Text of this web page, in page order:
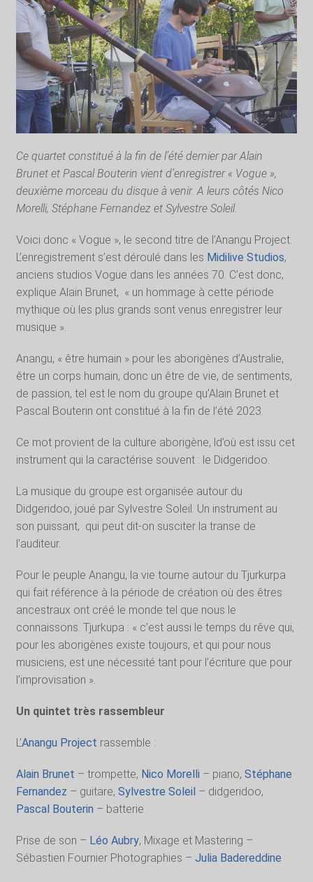
Ce quartet constitué à la fin de l’été dernier par Alain
Brunet et Pascal Bouterin vient d’enregistrer « Vogue »,
deuxième morceau du disque à venir. A leurs côtés Nico
Morelli, Stéphane Fernandez et Sylvestre Soleil.
Voici donc « Vogue », le second titre de l’Anangu Project.
L’enregistrement s’est déroulé dans les Midilive Studios,
anciens studios Vogue dans les années 70. C’est donc,
explique Alain Brunet, « un hommage à cette période
mythique où les plus grands sont venus enregistrer leur
musique ».
Anangu, « être humain » pour les aborigènes d’Australie,
être un corps humain, donc un être de vie, de sentiments,
de passion, tel est le nom du groupe qu’Alain Brunet et
Pascal Bouterin ont constitué à la fin de l’été 2023.
Ce mot provient de la culture aborigène, ld’où est issu cet
instrument qui la caractérise souvent : le Didgeridoo.
La musique du groupe est organisée autour du
Didgeridoo, joué par Sylvestre Soleil. Un instrument au
son puissant, qui peut dit-on susciter la transe de
l’auditeur.
Pour le peuple Anangu, la vie tourne autour du Tjurkurpa
qui fait référence à la période de création où des êtres
ancestraux ont créé le monde tel que nous le
connaissons. Tjurkupa : « c’est aussi le temps du rêve qui,
pour les aborigènes existe toujours, et qui pour nous
musiciens, est une nécessité tant pour l’écriture que pour
l’improvisation ».
Un quintet très rassembleur
L’Anangu Project rassemble :
Alain Brunet – trompette, Nico Morelli – piano, Stéphane
Fernandez – guitare, Sylvestre Soleil – didgeridoo,
Pascal Bouterin – batterie
Prise de son – Léo Aubry, Mixage et Mastering –
Sébastien Fournier Photographies – Julia Badereddine